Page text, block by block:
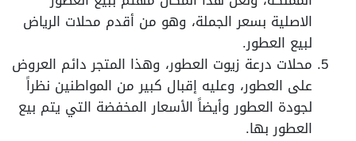
الاصلية بسعر الجملة، وهو من أقدم محلات الرياض
لبيع العطور.
محلات درعة زيوت العطور، وهذا المتجر دائم العروض
على العطور، وعليه إقبال كبير من المواطنين نظراً
لجودة العطور وأيضاً الأسعار المخفضة التي يتم بيع
العطور بها.